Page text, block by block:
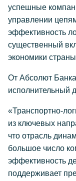
успешные
управлении
эффективность
существенный
экономики
От Абсолют
исполнительный
«Транспортно-
из ключевых
что отрасль
большое число
эффективность
поддерживает